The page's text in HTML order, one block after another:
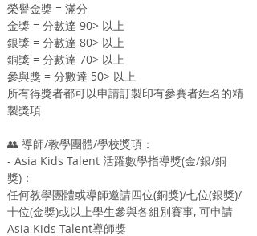
榮譽金獎 = 滿分
金獎 = 分數達 90> 以上
銀獎 = 分數達 80> 以上
銅獎 = 分數達 70> 以上
參與獎 = 分數達 50> 以上
所有得獎者都可以申請訂製印有參賽者姓名的精
製獎項
👥 導師/教學團體/學校獎項：
- Asia Kids Talent 活躍數學指導獎(金/銀/銅
獎)：
任何教學團體或導師邀請四位(銅獎)/七位(銀獎)/
十位(金獎)或以上學生參與各組別賽事, 可申請
Asia Kids Talent導師獎